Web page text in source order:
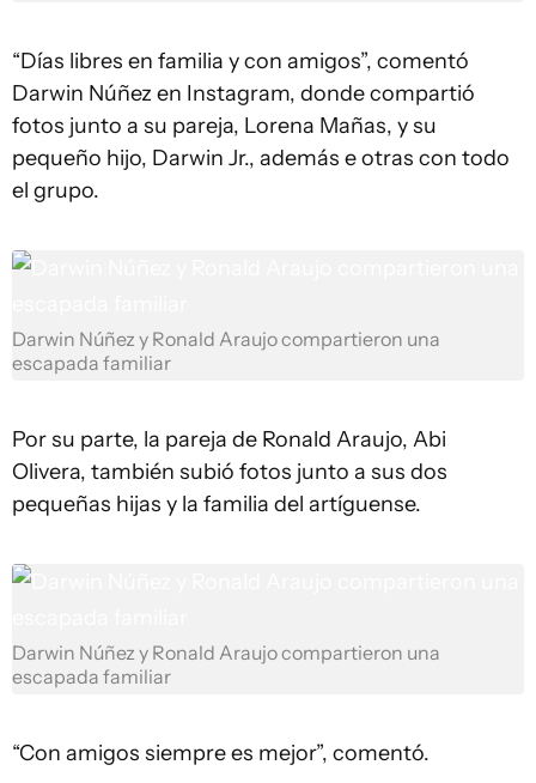
“Días libres en familia y con amigos”, comentó
Darwin Núñez en Instagram, donde compartió
fotos junto a su pareja, Lorena Mañas, y su
pequeño hijo, Darwin Jr., además e otras con todo
el grupo.
Darwin Núñez y Ronald Araujo compartieron una
escapada familiar
Por su parte, la pareja de Ronald Araujo, Abi
Olivera, también subió fotos junto a sus dos
pequeñas hijas y la familia del artíguense.
Darwin Núñez y Ronald Araujo compartieron una
escapada familiar
“Con amigos siempre es mejor”, comentó.